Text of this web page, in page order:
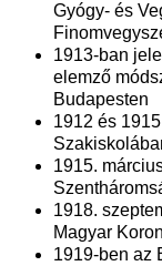
Gyógy- és
1913-ban
elemző
Budapesten
1912 és
1915.
1918.
Magyar
1919-ben az